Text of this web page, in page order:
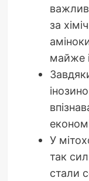
за
майже
У
так
стали